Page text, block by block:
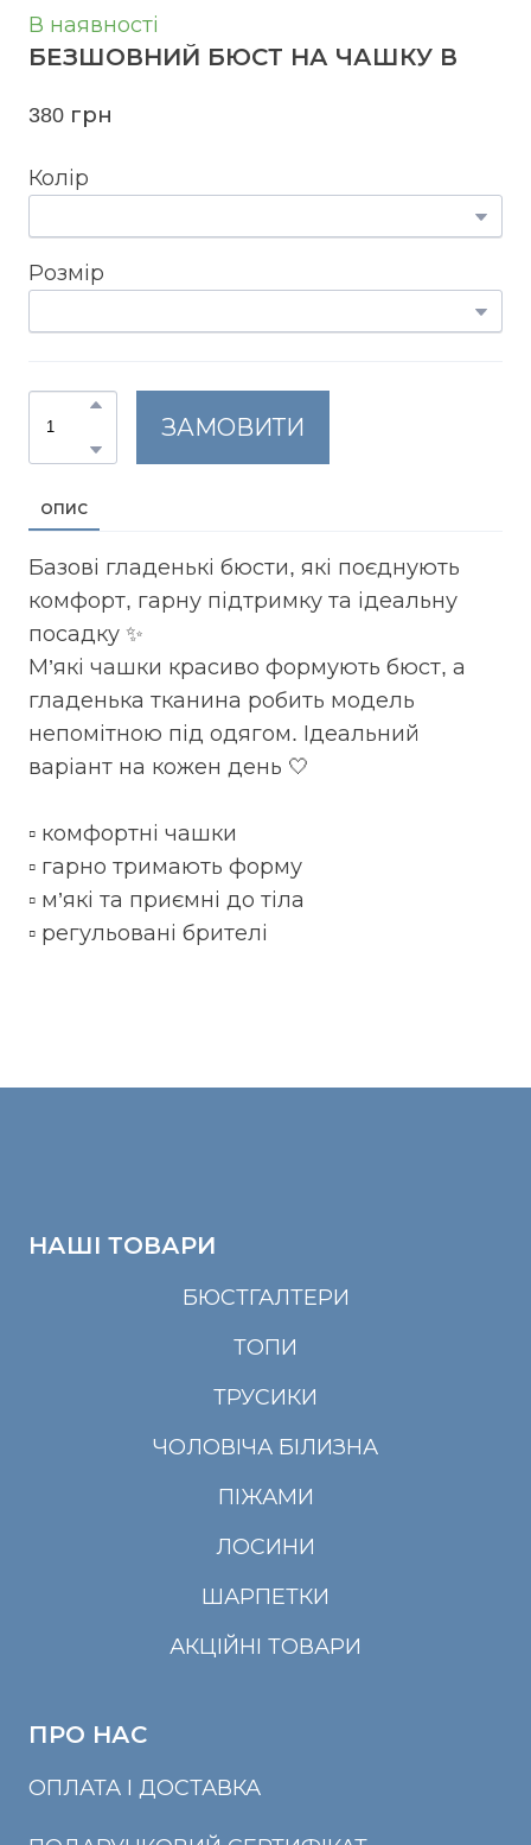
В наявності
БЕЗШОВНИЙ БЮСТ НА ЧАШКУ В
380 грн
Колір
Розмір
ЗАМОВИТИ
ОПИС
Базові гладенькі бюсти, які поєднують
комфорт, гарну підтримку та ідеальну
посадку ✨
М’які чашки красиво формують бюст, а
гладенька тканина робить модель
непомітною під одягом. Ідеальний
варіант на кожен день 🤍
▫️ комфортні чашки
▫️ гарно тримають форму
▫️ м’які та приємні до тіла
▫️ регульовані брителі
НАШІ ТОВАРИ
БЮСТГАЛТЕРИ
ТОПИ
ТРУСИКИ
ЧОЛОВІЧА БІЛИЗНА
ПІЖАМИ
ЛОСИНИ
ШАРПЕТКИ
АКЦІЙНІ ТОВАРИ
ПРО НАС
ОПЛАТА І ДОСТАВКА